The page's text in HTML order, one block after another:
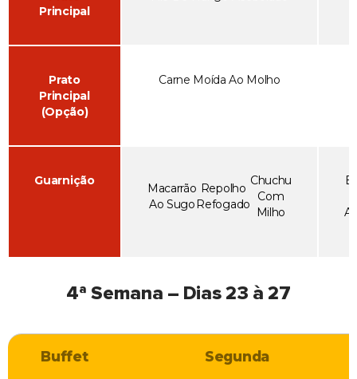
Principal
Prato
Principal
(Opção)
Carne Moída Ao Molho
Guarnição
Macarrão
Ao Sugo
Repolho
Refogado
Chuchu
Com
Milho
4ª Semana – Dias 23 à 27
Buffet Segunda